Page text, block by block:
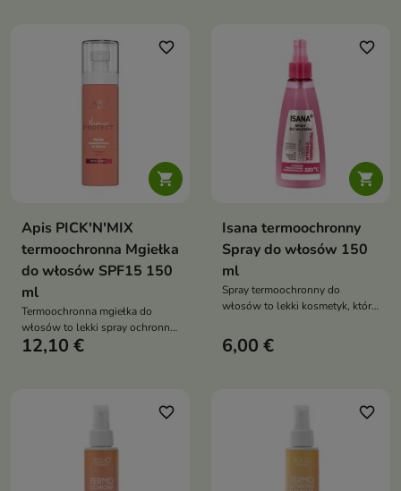
oraz wygładzone

favorite_border
Apis PICK'N'MIX
termoochronna Mgiełka
do włosów SPF15 150
ml
Termoochronna mgiełka do
włosów to lekki spray ochronny,
który zabezpiecza włosy przed
12,10 €

favorite_border
Isana termoochronny
Spray do włosów 150
ml
Spray termoochronny do
włosów to lekki kosmetyk, który
przed wysoką temperaturą
podczas stylizacji. Chroni przed
6,00 €
favorite_border favorite_border